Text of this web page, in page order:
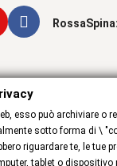
RossaSpina:
privacy
esso può archiviare o
sotto forma di \
riguardare te, le tue
tablet o dispositivo